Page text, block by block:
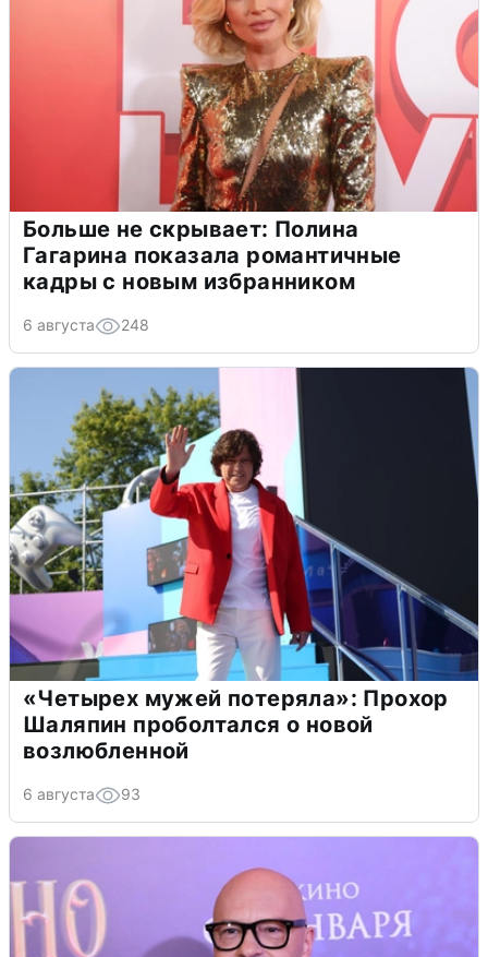
Больше не скрывает: Полина
Гагарина показала романтичные
кадры с новым избранником
6 августа 248
«Четырех мужей потеряла»: Прохор
Шаляпин проболтался о новой
возлюбленной
6 августа 93